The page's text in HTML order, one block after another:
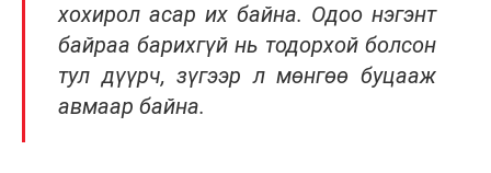
хохирол асар их байна. Одоо нэгэнт
байраа барихгүй нь тодорхой болсон
тул дүүрч, зүгээр л мөнгөө буцааж
авмаар байна.